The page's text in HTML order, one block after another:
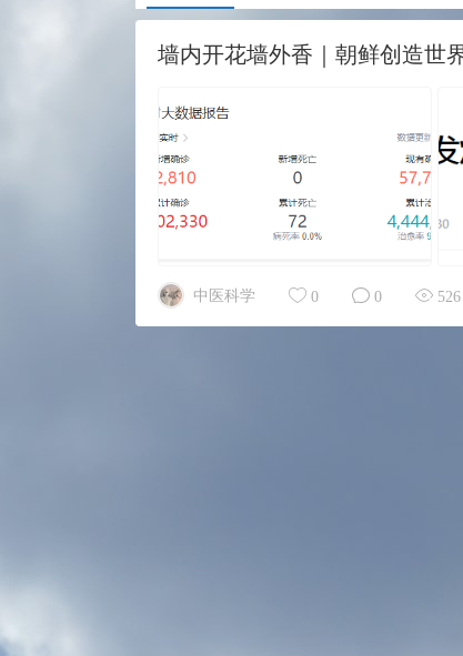
墙内开花墙外香｜朝鲜创造世
中医科学 0 0 526